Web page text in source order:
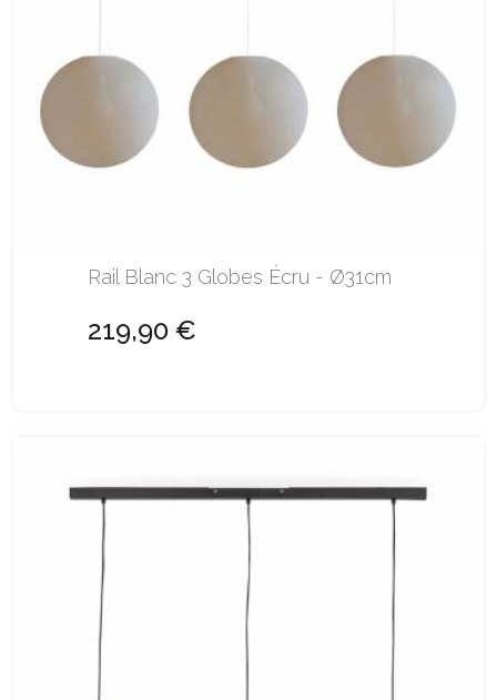
Rail Blanc 3 Globes Écru - Ø31cm
219,90 €